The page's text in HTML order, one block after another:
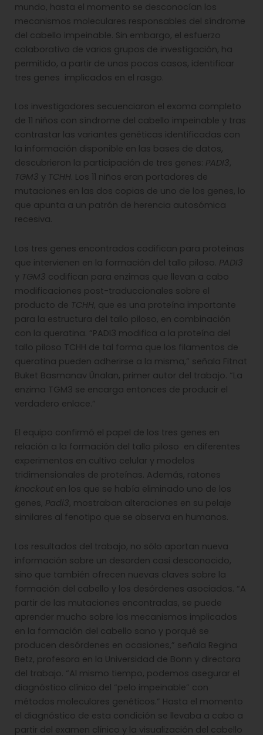
mundo, hasta el momento se desconocían los
mecanismos moleculares responsables del síndrome
del cabello impeinable. Sin embargo, el esfuerzo
colaborativo de varios grupos de investigación, ha
permitido, a partir de unos pocos casos, identificar
tres genes implicados en el rasgo.
Los investigadores secuenciaron el exoma completo
de 11 niños con síndrome del cabello impeinable y tras
contrastar las variantes genéticas identificadas con
la información disponible en las bases de datos,
descubrieron la participación de tres genes: PADI3,
TGM3 y TCHH. Los 11 niños eran portadores de
mutaciones en las dos copias de uno de los genes, lo
que apunta a un patrón de herencia autosómica
recesiva.
Los tres genes encontrados codifican para proteínas
que intervienen en la formación del tallo piloso. PADI3
y TGM3 codifican para enzimas que llevan a cabo
modificaciones post-traduccionales sobre el
producto de TCHH, que es una proteína importante
para la estructura del tallo piloso, en combinación
con la queratina. “PADI3 modifica a la proteína del
tallo piloso TCHH de tal forma que los filamentos de
queratina pueden adherirse a la misma,” señala Fitnat
Buket Basmanav Ünalan, primer autor del trabajo. “La
enzima TGM3 se encarga entonces de producir el
verdadero enlace.”
El equipo confirmó el papel de los tres genes en
relación a la formación del tallo piloso en diferentes
experimentos en cultivo celular y modelos
tridimensionales de proteínas. Además, ratones
knockout en los que se había eliminado uno de los
genes, Padi3, mostraban alteraciones en su pelaje
similares al fenotipo que se observa en humanos.
Los resultados del trabajo, no sólo aportan nueva
información sobre un desorden casi desconocido,
sino que también ofrecen nuevas claves sobre la
formación del cabello y los desórdenes asociados. “A
partir de las mutaciones encontradas, se puede
aprender mucho sobre los mecanismos implicados
en la formación del cabello sano y porqué se
producen desórdenes en ocasiones,” señala Regina
Betz, profesora en la Universidad de Bonn y directora
del trabajo. “Al mismo tiempo, podemos asegurar el
diagnóstico clínico del “pelo impeinable” con
métodos moleculares genéticos.” Hasta el momento
el diagnóstico de esta condición se llevaba a cabo a
partir del examen clínico y la visualización del cabello